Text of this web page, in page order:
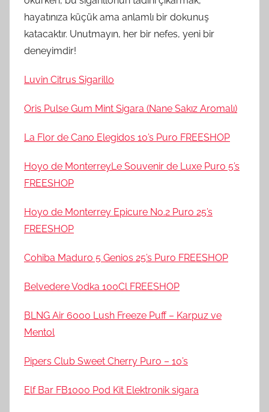
hayatınıza küçük ama anlamlı bir dokunuş
katacaktır. Unutmayın, her bir nefes, yeni bir
deneyimdir!
Luvin Citrus Sigarillo
Oris Pulse Gum Mint Sigara (Nane Sakız Aromalı)
La Flor de Cano Elegidos 10’s Puro FREESHOP
Hoyo de MonterreyLe Souvenir de Luxe Puro 5’s
FREESHOP
Hoyo de Monterrey Epicure No.2 Puro 25’s
FREESHOP
Cohiba Maduro 5 Genios 25’s Puro FREESHOP
Belvedere Vodka 100Cl FREESHOP
BLNG Air 6000 Lush Freeze Puff – Karpuz ve
Mentol
Pipers Club Sweet Cherry Puro – 10’s
Elf Bar FB1000 Pod Kit Elektronik sigara